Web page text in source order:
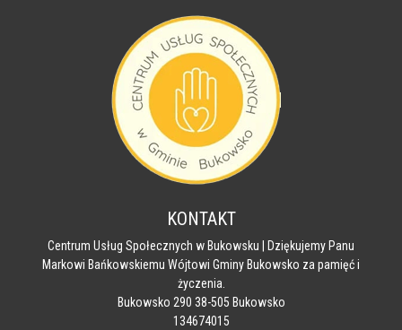
KONTAKT
Centrum Usług Społecznych w Bukowsku | Dziękujemy Panu
Markowi Bańkowskiemu Wójtowi Gminy Bukowsko za pamięć i
życzenia.
Bukowsko 290 38-505 Bukowsko
134674015